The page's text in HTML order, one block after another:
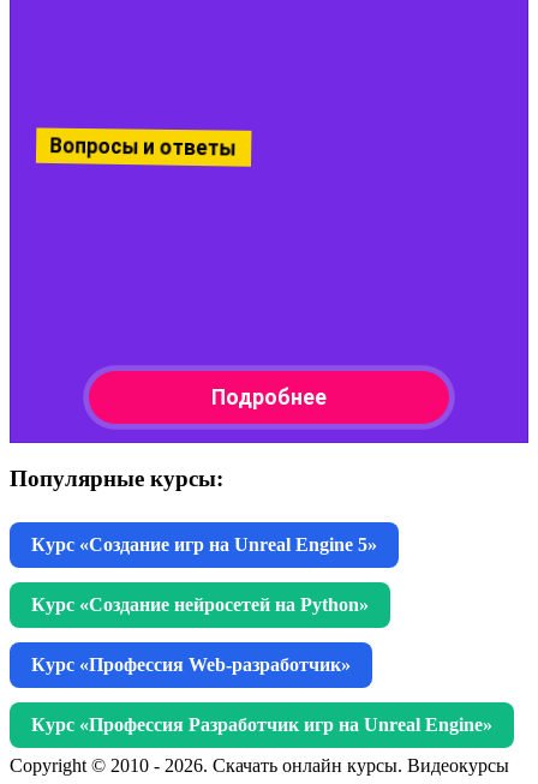
Популярные курсы:
Курс «Создание игр на Unreal Engine 5»
Курс «Создание нейросетей на Python»
Курс «Профессия Web-разработчик»
Курс «Профессия Разработчик игр на Unreal Engine»
Copyright © 2010 - 2026. Скачать онлайн курсы. Видеокурсы